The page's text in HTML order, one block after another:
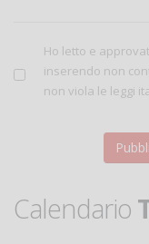
Ho letto e
inserendo non
non viola le leggi
Calendario